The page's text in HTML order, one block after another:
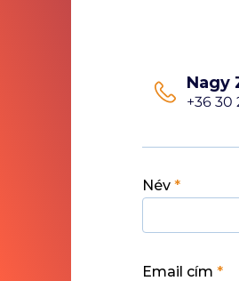
Nagy
+36 30
Név *
Email cím *